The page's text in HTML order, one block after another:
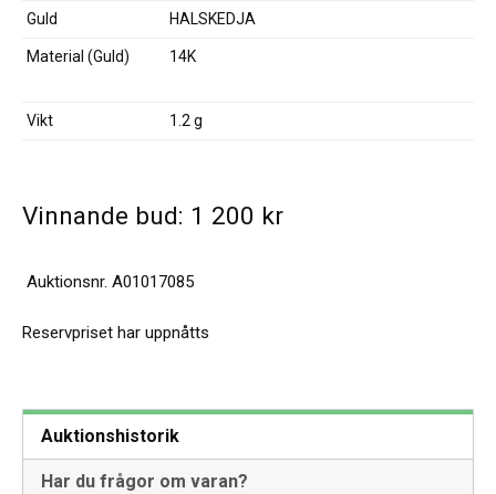
Guld HALSKEDJA
Material (Guld) 14K
Vikt 1.2 g
Vinnande bud: 1 200 kr
Auktionsnr. A01017085
Reservpriset har uppnåtts
Auktionshistorik
Har du frågor om varan?